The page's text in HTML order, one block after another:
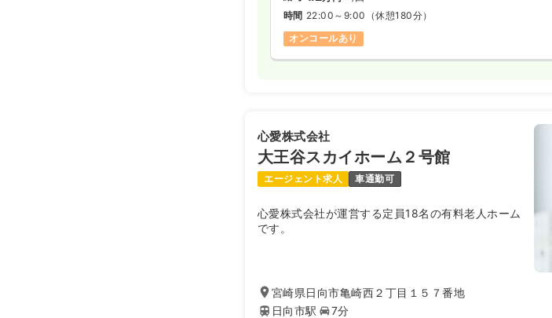
時間 22:00～9:00 （休憩180分）
オンコールあり
心愛株式会社
大王谷スカイホーム２号館
エージェント求人 車通勤可
心愛株式会社が運営する定員18名の有料老人ホーム
です。
宮崎県日向市亀崎西２丁目１５７番地
日向市駅
7分